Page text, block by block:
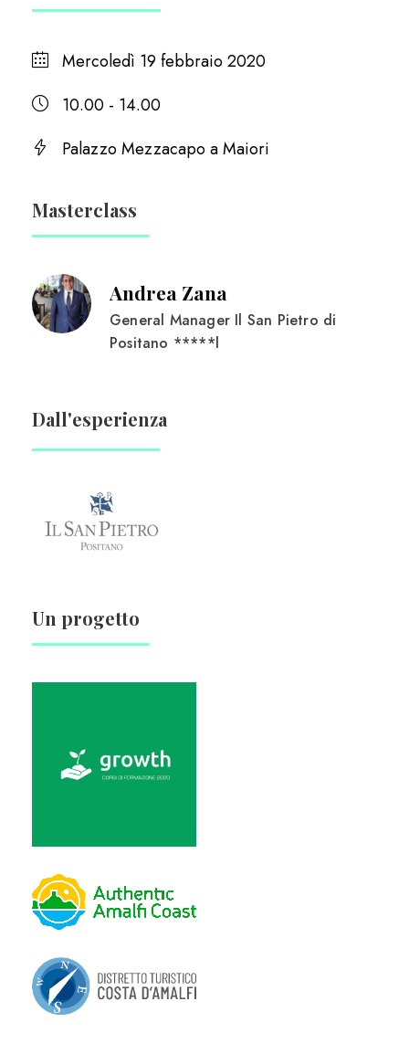
Mercoledì 19 febbraio 2020
10.00 - 14.00
Palazzo Mezzacapo a Maiori
Masterclass
Andrea Zana
General Manager Il San Pietro di
Positano *****l
Dall'esperienza
Un progetto